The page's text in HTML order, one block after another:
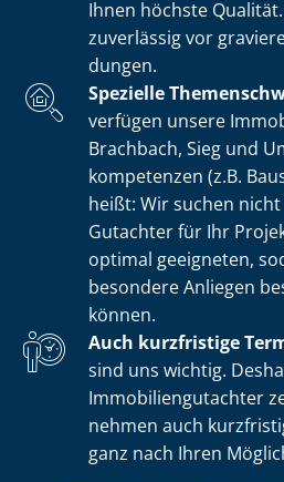
Ihnen höchste
zuverlässig vor
dun­gen.
Spezielle
verfügen unsere
Brachbach, Sieg und
kom­pe­ten­zen (z.B.
heißt: Wir suchen
Gutachter für Ihr
optimal geeigneten,
besondere Anliegen
können.
Auch kurzfristige
sind uns wichtig.
Im­mo­bi­li­en­gut­ach­ter
nehmen auch
ganz nach Ihren